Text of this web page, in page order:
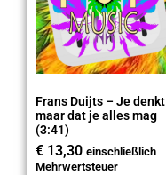
Frans Duijts – Je denkt
maar dat je alles mag
(3:41)
€ 13,30 einschließlich
Mehrwertsteuer